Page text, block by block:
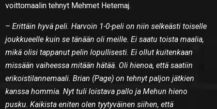
voittomaalin tehnyt Mehmet Hetemaj.
–Erittäin hyvä peli. Harvoin 1-0-peli on niin selkeästi toiselle
joukkueelle kuin se tänään oli meille. Ei saatu toista maalia,
mikä olisi tappanut pelin lopullisesti. Ei ollut kuitenkaan
missään vaiheessa mitään hätää. Oli hienoa, että saatiin
erikoistilannemaali. Brian (Page) on tehnyt paljon jätkien
kanssa hommia. Nyt tuli loistava pallo ja Mehun hieno
pusku. Kaikista eniten olen tyytyväinen siihen, että